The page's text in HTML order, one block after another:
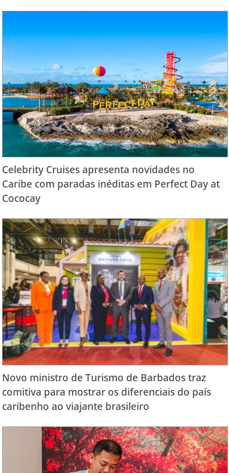
Celebrity Cruises apresenta novidades no
Caribe com paradas inéditas em Perfect Day at
Cococay
Novo ministro de Turismo de Barbados traz
comitiva para mostrar os diferenciais do país
caribenho ao viajante brasileiro